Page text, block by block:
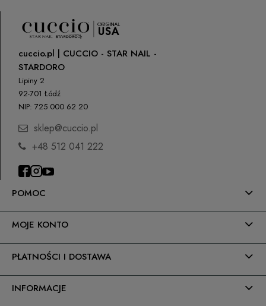
POMOC
MOJE KONTO
PŁATNOŚCI I DOSTAWA
INFORMACJE
cuccio.pl | CUCCIO - STAR NAIL -
STARDORO
Lipiny 2
92-701 Łódź
NIP: 725 000 62 20
sklep@cuccio.pl
+48 512 041 222